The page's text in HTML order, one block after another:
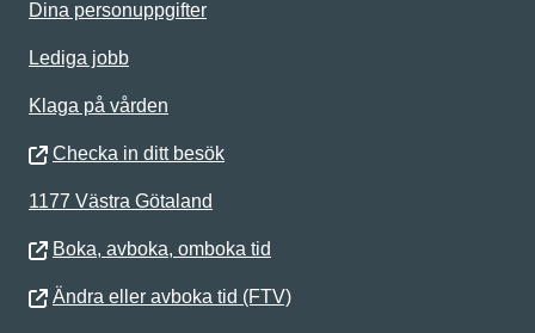
Dina personuppgifter
Lediga jobb
Klaga på vården
Checka in ditt besök
1177 Västra Götaland
Boka, avboka, omboka tid
Ändra eller avboka tid (FTV)